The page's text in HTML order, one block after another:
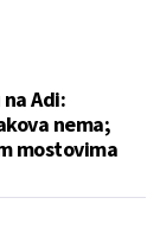
Adi:
nema;
mostovima